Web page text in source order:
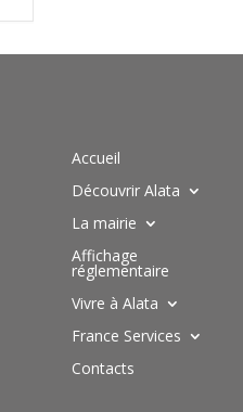
Accueil
Découvrir Alata
La mairie
Affichage
réglementaire
Vivre à Alata
France Services
Contacts